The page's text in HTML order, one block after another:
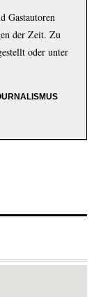
Gastautoren
der Zeit. Zu
oder unter